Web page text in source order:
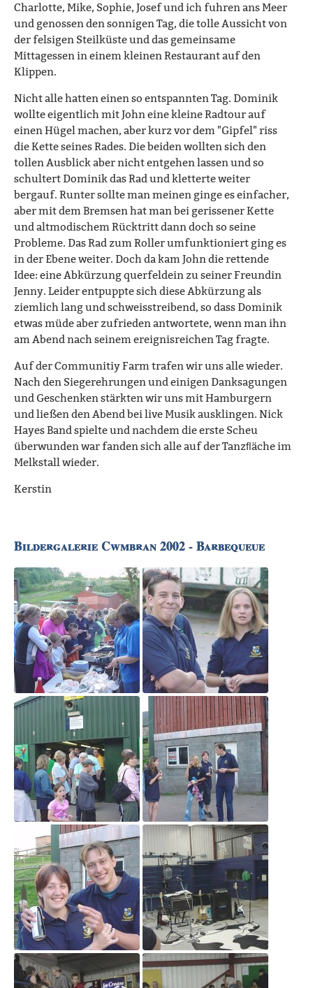
Charlotte, Mike, Sophie, Josef und ich fuhren ans Meer
und genossen den sonnigen Tag, die tolle Aussicht von
der felsigen Steilküste und das gemeinsame
Mittagessen in einem kleinen Restaurant auf den
Klippen.
Nicht alle hatten einen so entspannten Tag. Dominik
wollte eigentlich mit John eine kleine Radtour auf
einen Hügel machen, aber kurz vor dem "Gipfel" riss
die Kette seines Rades. Die beiden wollten sich den
tollen Ausblick aber nicht entgehen lassen und so
schultert Dominik das Rad und kletterte weiter
bergauf. Runter sollte man meinen ginge es einfacher,
aber mit dem Bremsen hat man bei gerissener Kette
und altmodischem Rücktritt dann doch so seine
Probleme. Das Rad zum Roller umfunktioniert ging es
in der Ebene weiter. Doch da kam John die rettende
Idee: eine Abkürzung querfeldein zu seiner Freundin
Jenny. Leider entpuppte sich diese Abkürzung als
ziemlich lang und schweisstreibend, so dass Dominik
etwas müde aber zufrieden antwortete, wenn man ihn
am Abend nach seinem ereignisreichen Tag fragte.
Auf der Communitiy Farm trafen wir uns alle wieder.
Nach den Siegerehrungen und einigen Danksagungen
und Geschenken stärkten wir uns mit Hamburgern
und ließen den Abend bei live Musik ausklingen. Nick
Hayes Band spielte und nachdem die erste Scheu
überwunden war fanden sich alle auf der Tanzﬂäche im
Melkstall wieder.
Kerstin
Bildergalerie Cwmbran 2002 - Barbequeue